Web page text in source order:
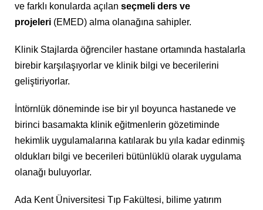
ve farklı konularda açılan seçmeli ders ve
projeleri (EMED) alma olanağına sahipler.
Klinik Stajlarda öğrenciler hastane ortamında hastalarla
birebir karşılaşıyorlar ve klinik bilgi ve becerilerini
geliştiriyorlar.
İntörnlük döneminde ise bir yıl boyunca hastanede ve
birinci basamakta klinik eğitmenlerin gözetiminde
hekimlik uygulamalarına katılarak bu yıla kadar edinmiş
oldukları bilgi ve becerileri bütünlüklü olarak uygulama
olanağı buluyorlar.
Ada Kent Üniversitesi Tıp Fakültesi, bilime yatırım